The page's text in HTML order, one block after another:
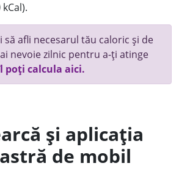
să afli necesarul tău caloric și de
nevoie zilnic pentru a-ți atinge
poți calcula aici.
și aplicația
de mobil